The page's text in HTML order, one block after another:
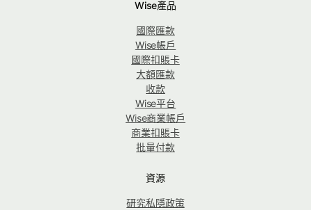
Wise產品
國際匯款
Wise帳戶
國際扣賬卡
大額匯款
收款
Wise平台
Wise商業帳戶
商業扣賬卡
批量付款
資源
研究私隱政策